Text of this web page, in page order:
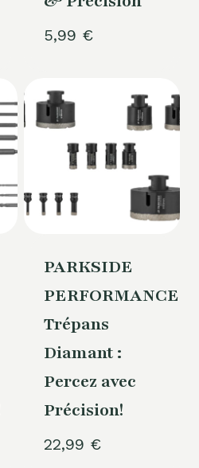
5,99 €
PARKSIDE
PERFORMANCE®
Trépans
Diamant :
Percez avec
Précision!
22,99 €